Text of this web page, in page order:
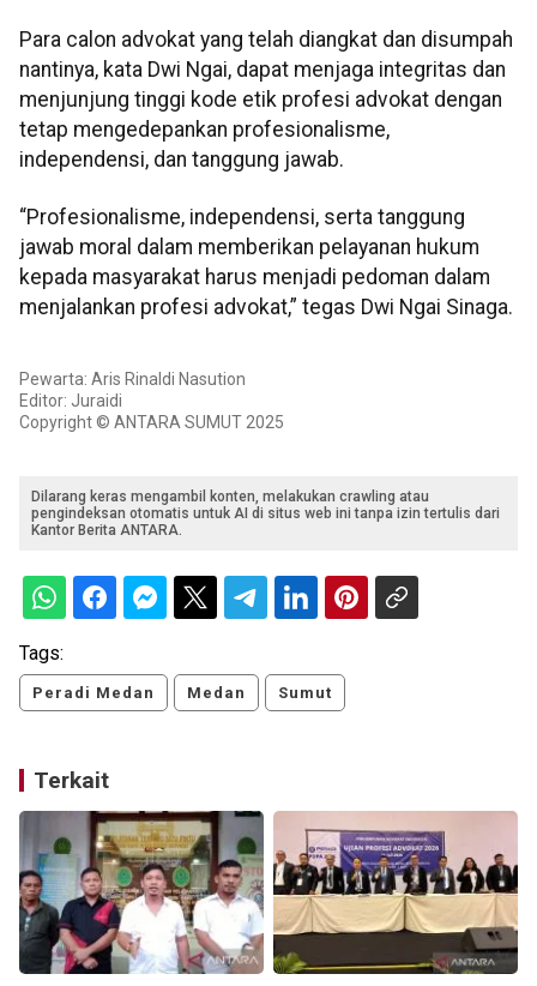
Para calon advokat yang telah diangkat dan disumpah
nantinya, kata Dwi Ngai, dapat menjaga integritas dan
menjunjung tinggi kode etik profesi advokat dengan
tetap mengedepankan profesionalisme,
independensi, dan tanggung jawab.
“Profesionalisme, independensi, serta tanggung
jawab moral dalam memberikan pelayanan hukum
kepada masyarakat harus menjadi pedoman dalam
menjalankan profesi advokat,” tegas Dwi Ngai Sinaga.
Pewarta: Aris Rinaldi Nasution
Editor: Juraidi
Copyright © ANTARA SUMUT 2025
Dilarang keras mengambil konten, melakukan crawling atau
pengindeksan otomatis untuk AI di situs web ini tanpa izin tertulis dari
Kantor Berita ANTARA.
Tags:
Peradi Medan Medan Sumut
Terkait